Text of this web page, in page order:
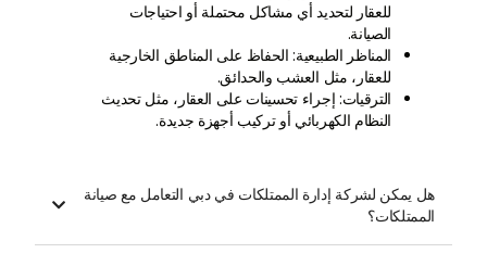
للعقار لتحديد أي مشاكل محتملة أو احتياجات
الصيانة.
المناظر الطبيعية: الحفاظ على المناطق الخارجية
للعقار، مثل العشب والحدائق.
الترقيات: إجراء تحسينات على العقار، مثل تحديث
النظام الكهربائي أو تركيب أجهزة جديدة.
هل يمكن لشركة إدارة الممتلكات في دبي التعامل مع صيانة
الممتلكات؟
